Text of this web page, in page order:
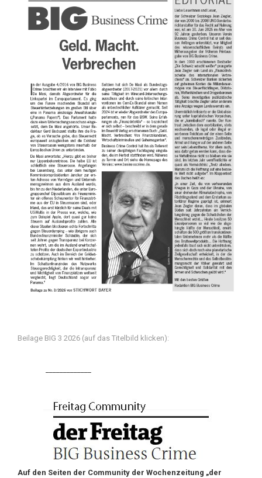
Beilage BIG 3 2026 (auf das Titelbild klicken):
Auf den Seiten der Community der Wochenzeitung „der